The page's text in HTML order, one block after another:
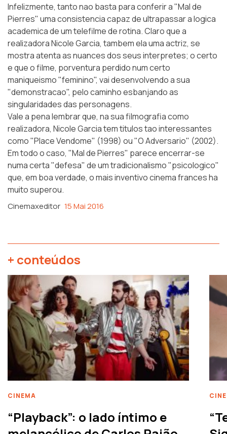
Infelizmente, tanto nao basta para conferir a "Mal de
Pierres" uma consistencia capaz de ultrapassar a logica
academica de um telefilme de rotina. Claro que a
realizadora Nicole Garcia, tambem ela uma actriz, se
mostra atenta as nuances dos seus interpretes; o certo
e que o filme, porventura perdido num certo
maniqueismo "feminino", vai desenvolvendo a sua
"demonstracao", pelo caminho esbanjando as
singularidades das personagens.
Vale a pena lembrar que, na sua filmografia como
realizadora, Nicole Garcia tem titulos tao interessantes
como "Place Vendome" (1998) ou "O Adversario" (2002).
Em todo o caso, "Mal de Pierres" parece encerrar-se
numa certa "defesa" de um tradicionalismo "psicologico"
que, em boa verdade, o mais inventivo cinema frances ha
muito superou.
Cinemaxeditor 15 Mai 2016
+ conteúdos
CINEMA
“Playback”: o lado íntimo e